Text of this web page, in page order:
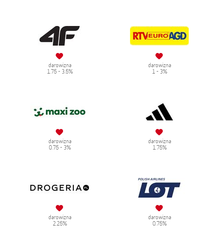
darowizna
1.75 - 3.5%
darowizna
1 - 3%
darowizna
0.75 - 3%
darowizna
1.75%
darowizna
2.25%
darowizna
0.75%